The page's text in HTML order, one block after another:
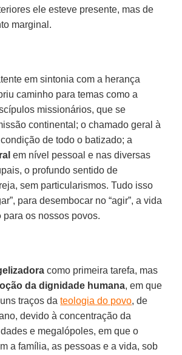
ele esteve presente, mas de
marginal.
em sintonia com a herança
caminho para temas como a
missionários, que se
continental; o chamado geral à
de todo o batizado; a
em nível pessoal e nas diversas
o profundo sentido de
sem particularismos. Tudo isso
para desembocar no “agir”, a vida
para os nossos povos.
como primeira tarefa, mas
da dignidade humana, em que
traços dateologia do povo, de
devido à concentração da
e megalópoles, em que o
a família, as pessoas e a vida, sob